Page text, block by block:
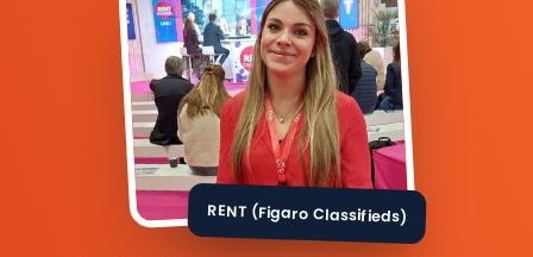
RENT (Figaro Classifieds)